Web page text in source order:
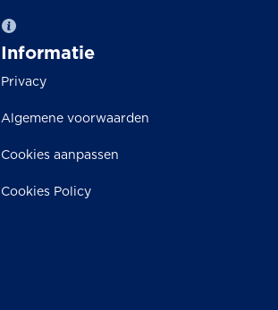
Informatie
Privacy
Algemene voorwaarden
Cookies aanpassen
Cookies Policy